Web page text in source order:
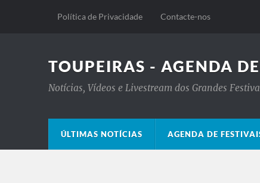
Política de Privacidade Contacte-nos
TOUPEIRAS - AGENDA
Notícias, Vídeos e Livestream dos Grandes
ÚLTIMAS NOTÍCIAS AGENDA DE